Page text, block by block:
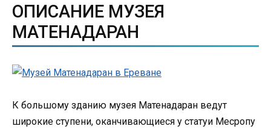
ОПИСАНИЕ МУЗЕЯ
МАТЕНАДАРАН
К большому зданию музея Матенадаран ведут
широкие ступени, оканчивающиеся у статуи Месропу